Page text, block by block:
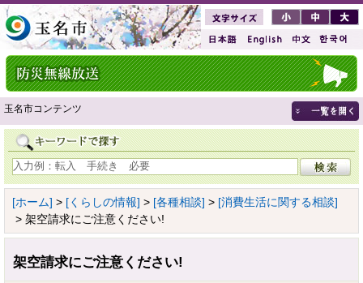
玉名市コンテンツ
[ホーム] > [くらしの情報] > [各種相談] > [消費生活に関する相談]
> 架空請求にご注意ください!
架空請求にご注意ください!